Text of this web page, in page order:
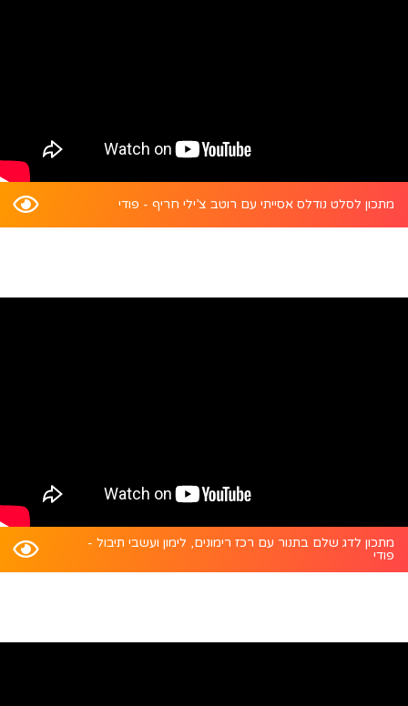
מתכון לסלט נודלס אסייתי עם רוטב צ’ילי חריף - פודי
מתכון לדג שלם בתנור עם רכז רימונים, לימון ועשבי תיבול -
פודי